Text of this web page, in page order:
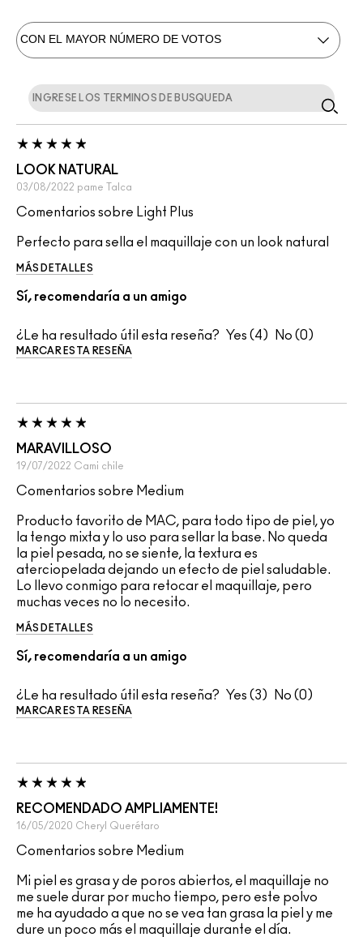
LOOK NATURAL
03/08/2022 pame Talca
Comentarios sobre Light Plus
Perfecto para sella el maquillaje con un look natural
MÁS DETALLES
Sí, recomendaría a un amigo
¿Le ha resultado útil esta reseña? 4 0
MARCAR ESTA RESEÑA
MARAVILLOSO
19/07/2022 Cami chile
Comentarios sobre Medium
Producto favorito de MAC, para todo tipo de piel, yo
la tengo mixta y lo uso para sellar la base. No queda
la piel pesada, no se siente, la textura es
aterciopelada dejando un efecto de piel saludable.
Lo llevo conmigo para retocar el maquillaje, pero
muchas veces no lo necesito.
MÁS DETALLES
Sí, recomendaría a un amigo
¿Le ha resultado útil esta reseña? 3 0
MARCAR ESTA RESEÑA
RECOMENDADO AMPLIAMENTE!
16/05/2020 Cheryl Querétaro
Comentarios sobre Medium
Mi piel es grasa y de poros abiertos, el maquillaje no
me suele durar por mucho tiempo, pero este polvo
me ha ayudado a que no se vea tan grasa la piel y me
dure un poco más el maquillaje durante el día.